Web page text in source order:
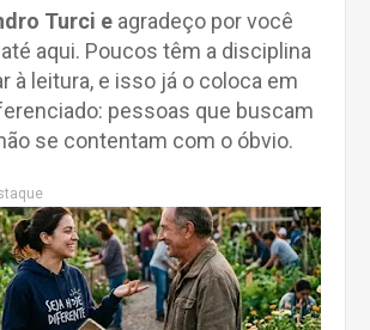
Turci e agradeço por você
aqui. Poucos têm a disciplina
à leitura, e isso já o coloca em
pessoas que buscam
se contentam com o óbvio.